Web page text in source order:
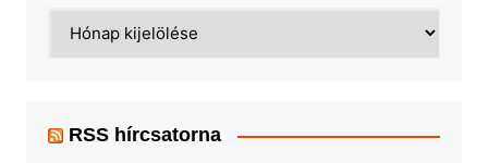
RSS hírcsatorna